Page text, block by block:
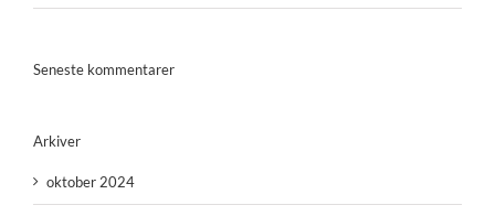
Seneste kommentarer
Arkiver
oktober 2024